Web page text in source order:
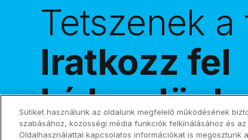
Tetszenek
Iratkozz fel
Sütiket használunk az oldalunk megfelelő működésének
szabásához, közösségi média funkciók felkínálásához és
Oldalhasználattal kapcsolatos információkat is megosztunk